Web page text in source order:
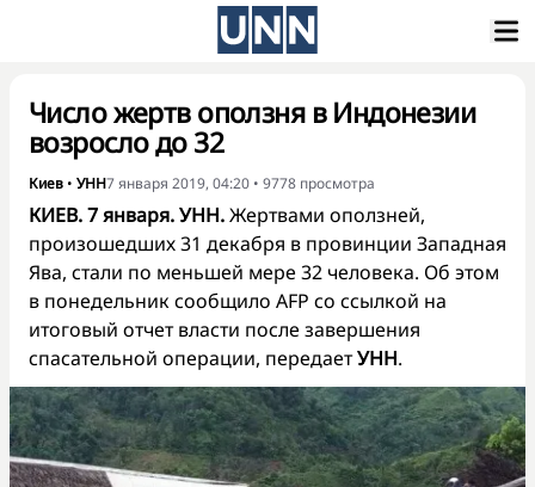
Число жертв оползня в Индонезии
возросло до 32
Киев • УНН7 января 2019, 04:20 • 9778 просмотра
КИЕВ. 7 января. УНН.Жертвами оползней,
произошедших 31 декабря в провинции Западная
Ява, стали по меньшей мере 32 человека. Об этом
в понедельник сообщило AFP со ссылкой на
итоговый отчет власти после завершения
спасательной операции, передаетУНН.